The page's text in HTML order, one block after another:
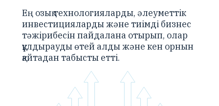
Ең озық технологияларды, әлеуметтік
инвестицияларды және тиімді бизнес
тәжірибесін пайдалана отырып, олар
құлдырауды өтей алды және кен орнын
қайтадан табысты етті.